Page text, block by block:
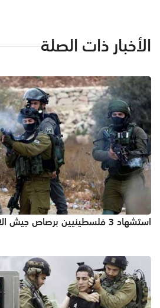
الأخبار ذات الصلة
استشهاد 3 فلسطينيين برصاص جيش الاحتلال الإسرائيلي